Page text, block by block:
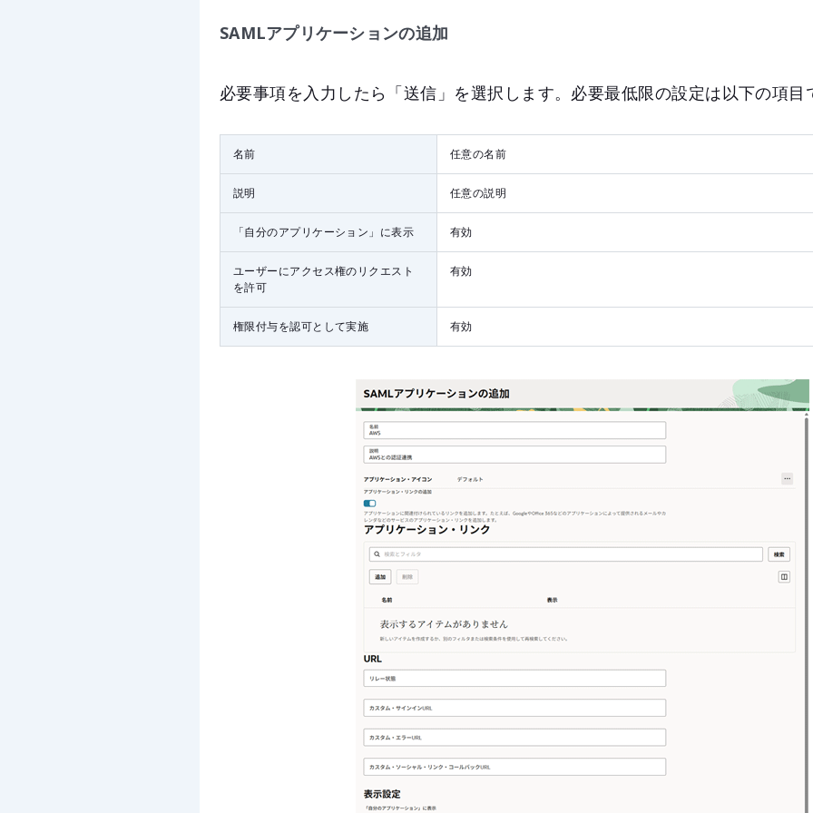
SAMLアプリケーションの追加
必要事項を入力したら「送信」を選択します。必要最低限の設定は以下の項目
名前 任意の名前
説明 任意の説明
「自分のアプリケーション」に表示 有効
ユーザーにアクセス権のリクエスト
を許可
有効
権限付与を認可として実施 有効